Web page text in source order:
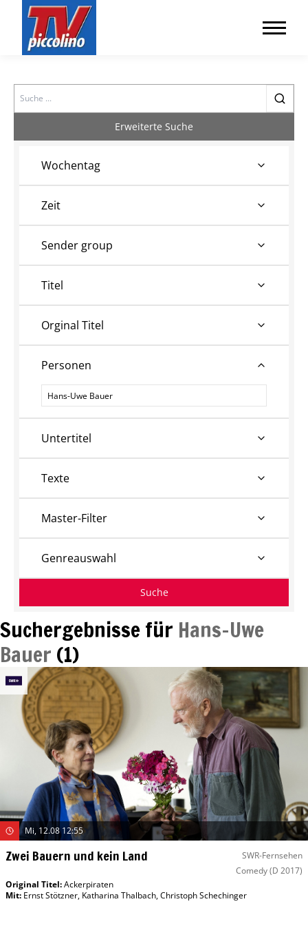
Search
Suchergebnisse für Hans-Uwe
Bauer (1)
Mi, 12.08 12:55
Zwei Bauern und kein Land
SWR-Fernsehen
Comedy(D 2017)
Original Titel:Ackerpiraten
Mit: Ernst Stötzner, Katharina Thalbach,Christoph Schechinger
Erweiterte Suche
Wochentag
Zeit
Sender group
Titel
Orginal Titel
Personen
Personen
Untertitel
Texte
Master-Filter
Genreauswahl
Suche